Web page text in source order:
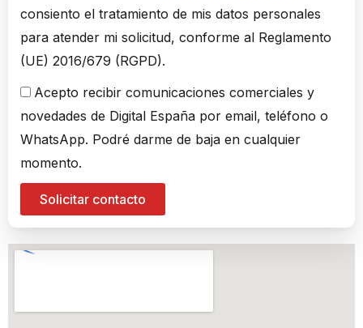
consiento el tratamiento de mis datos personales
para atender mi solicitud, conforme al Reglamento
(UE) 2016/679 (RGPD).
Acepto recibir comunicaciones comerciales y
novedades de Digital España por email, teléfono o
WhatsApp. Podré darme de baja en cualquier
momento.
Solicitar contacto